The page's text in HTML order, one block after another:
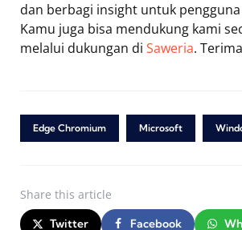
dan berbagi insight untuk
Kamu juga bisa mendukung kami
melalui dukungan di Saweria.
Edge Chromium Microsoft
Share this article
Twitter Facebook